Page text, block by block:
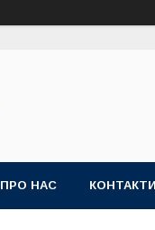
ПРО НАС КОНТАКТИ